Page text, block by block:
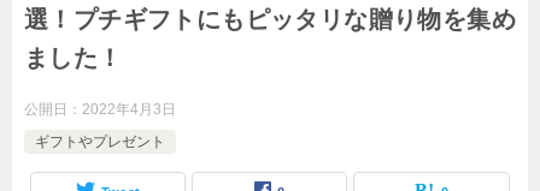
選！プチギフトにもピッタリな贈り物を集め
ました！
公開日： 2022年4月3日
ギフトやプレゼント